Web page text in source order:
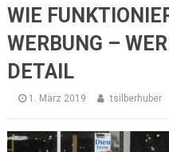
WIE
WERBUNG –
DETAIL
1. März 2019 tsilberhuber